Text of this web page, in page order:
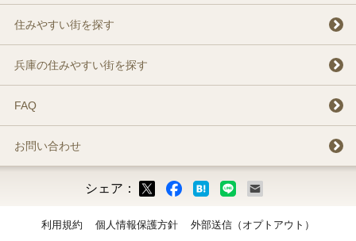
住みやすい街を探す
兵庫の住みやすい街を探す
FAQ
お問い合わせ
シェア：
利用規約 個人情報保護方針
外部送信（オプトアウト）